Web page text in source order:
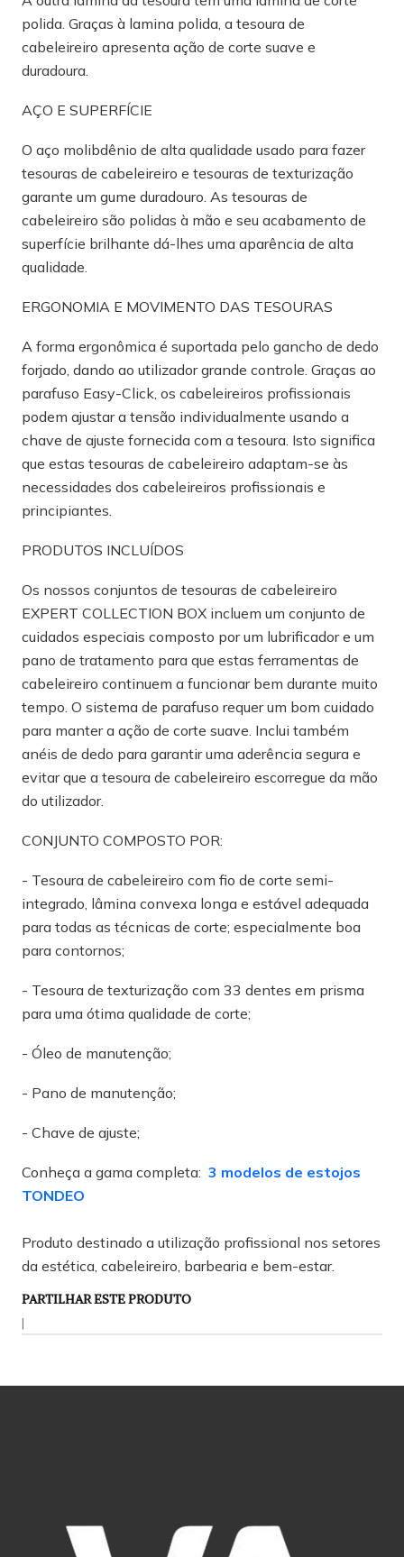
polida. Graças à lamina polida, a tesoura de
cabeleireiro apresenta ação de corte suave e
duradoura.
AÇO E SUPERFÍCIE
O aço molibdênio de alta qualidade usado para fazer
tesouras de cabeleireiro e tesouras de texturização
garante um gume duradouro. As tesouras de
cabeleireiro são polidas à mão e seu acabamento de
superfície brilhante dá-lhes uma aparência de alta
qualidade.
ERGONOMIA E MOVIMENTO DAS TESOURAS
A forma ergonômica é suportada pelo gancho de dedo
forjado, dando ao utilizador grande controle. Graças ao
parafuso Easy-Click, os cabeleireiros profissionais
podem ajustar a tensão individualmente usando a
chave de ajuste fornecida com a tesoura. Isto significa
que estas tesouras de cabeleireiro adaptam-se às
necessidades dos cabeleireiros profissionais e
principiantes.
PRODUTOS INCLUÍDOS
Os nossos conjuntos de tesouras de cabeleireiro
EXPERT COLLECTION BOX incluem um conjunto de
cuidados especiais composto por um lubrificador e um
pano de tratamento para que estas ferramentas de
cabeleireiro continuem a funcionar bem durante muito
tempo. O sistema de parafuso requer um bom cuidado
para manter a ação de corte suave. Inclui também
anéis de dedo para garantir uma aderência segura e
evitar que a tesoura de cabeleireiro escorregue da mão
do utilizador.
CONJUNTO COMPOSTO POR:
- Tesoura de cabeleireiro com fio de corte semi-
integrado, lâmina convexa longa e estável adequada
para todas as técnicas de corte; especialmente boa
para contornos;
- Tesoura de texturização com 33 dentes em prisma
para uma ótima qualidade de corte;
- Óleo de manutenção;
- Pano de manutenção;
- Chave de ajuste;
Conheça a gama completa: 3 modelos de estojos
TONDEO
Produto destinado a utilização profissional nos setores
da estética, cabeleireiro, barbearia e bem-estar.
PARTILHAR ESTE PRODUTO
|